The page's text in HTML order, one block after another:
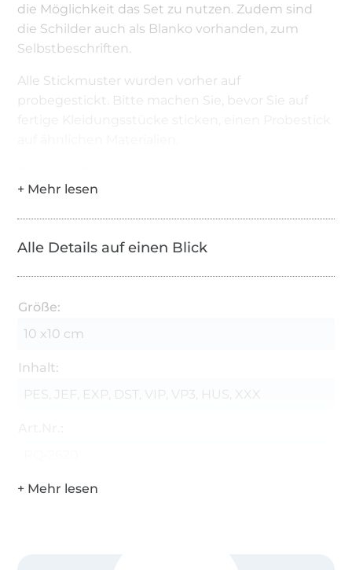
die Möglichkeit das Set zu nutzen. Zudem sind
die Schilder auch als Blanko vorhanden, zum
Selbstbeschriften.
Alle Stickmuster wurden vorher auf
probegestickt. Bitte machen Sie, bevor Sie auf
Vollstick, Text
Rahmen: 10x10 cm Rahmen
Stiche: Die Stiche und Größen stehen auf den
Höhe in mm, W = Breite in mm
Objekt Größe: Die Größen in Millimeter stehen
Formate: PES, JEF, EXP, DST, VIP, VP3, HUS, XXX
Alle Details auf einen Blick
Größe:
10 x10 cm
Inhalt:
PES, JEF, EXP, DST, VIP, VP3, HUS, XXX